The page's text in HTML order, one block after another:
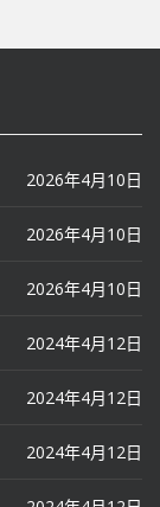
2026年4月10日
2026年4月10日
2026年4月10日
2024年4月12日
2024年4月12日
2024年4月12日